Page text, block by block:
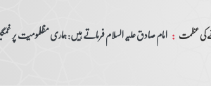
کی عظمت : امام صادق علیہ السلام فرماتے ہیں: ہماری مظلمومیت پر